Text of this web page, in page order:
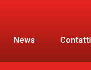
News Contatti